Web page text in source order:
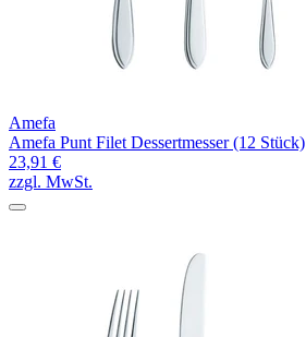
Amefa
Amefa Punt Filet Dessertmesser (12 Stück)
23,91 €
zzgl. MwSt.